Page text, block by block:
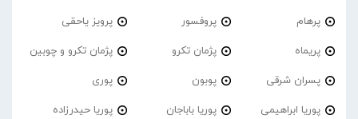
پرهام پروفسور پرویز یاحقی
پریماه پژمان تکرو پژمان تکرو و چوبین
پسران شرقی پوبون پوری
پوریا ابراهیمی پوریا باباجان پوریا حیدرزاده